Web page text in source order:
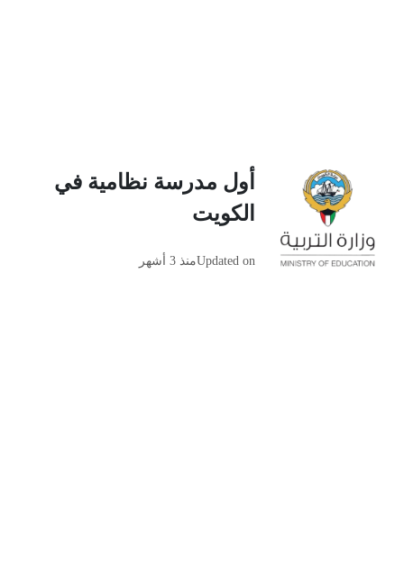
أول مدرسة نظامية في
الكويت
Updated onمنذ 3 أشهر